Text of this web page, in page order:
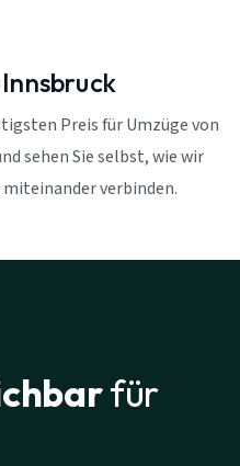
Preis für Umzüge von
sehen Sie selbst, wie wir
verbinden.
für